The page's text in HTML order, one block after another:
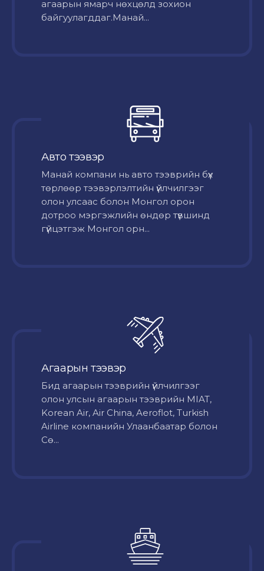
агаарын ямарч нөхцөлд зохион
байгуулагддаг.Манай...
Авто тээвэр
Mанай компани нь авто тээврийн бүх
төрлөөр тээвэрлэлтийн үйлчилгээг
олон улсаас болон Монгол орон
дотроо мэргэжлийн өндөр түвшинд
гүйцэтгэж Монгол орн...
Агаарын тээвэр
Бид агаарын тээврийн үйлчилгээг
олон улсын агаарын тээврийн MIAT,
Korean Air, Air China, Aeroflot, Turkish
Airline компанийн Улаанбаатар болон
Сө...